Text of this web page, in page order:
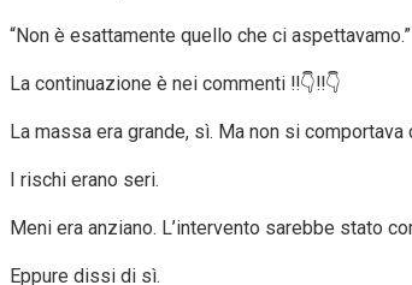
“Non è esattamente quello che ci aspettavamo.”
La continuazione è nei commenti ‼️👇‼️👇
La massa era grande, sì. Ma non si
I rischi erano seri.
Meni era anziano. L’intervento sarebbe stato
Eppure dissi di sì.